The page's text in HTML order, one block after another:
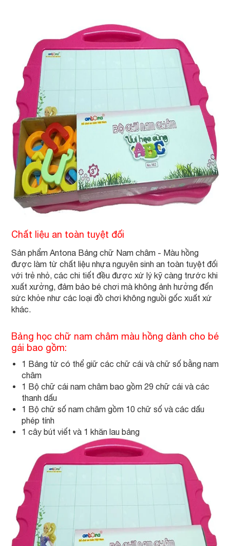
Chất liệu an toàn tuyệt đối
Sản phẩm Antona Bảng chữ Nam châm - Màu hồng
được làm từ chất liệu nhựa nguyên sinh an toàn tuyệt đối
với trẻ nhỏ, các chi tiết đều được xử lý kỹ càng trước khi
xuất xưởng, đảm bảo bé chơi mà không ảnh hưởng đến
sức khỏe như các loại đồ chơi không nguồi gốc xuất xứ
khác.
Bảng học chữ nam châm màu hồng dành cho bé
gái bao gồm:
1 Bảng từ có thể giữ các chữ cái và chữ số bằng nam
châm
1 Bộ chữ cái nam châm bao gồm 29 chữ cái và các
thanh dấu
1 Bộ chữ số nam châm gồm 10 chữ số và các dấu
phép tính
1 cây bút viết và 1 khăn lau bảng